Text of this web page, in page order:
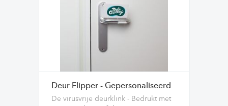
Deur Flipper - Gepersonaliseerd
De virusvrije deurklink - Bedrukt met